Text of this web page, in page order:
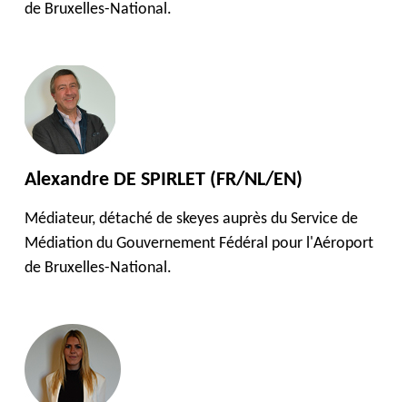
de Bruxelles-National.
Alexandre DE SPIRLET (FR/NL/EN)
Médiateur, détaché de skeyes auprès du Service de
Médiation du Gouvernement Fédéral pour l'Aéroport
de Bruxelles-National.